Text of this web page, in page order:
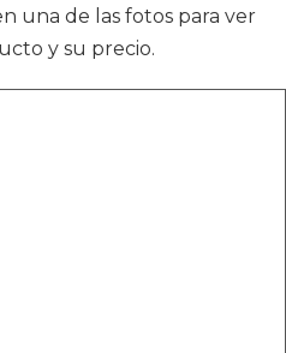
una de las fotos para ver
y su precio.